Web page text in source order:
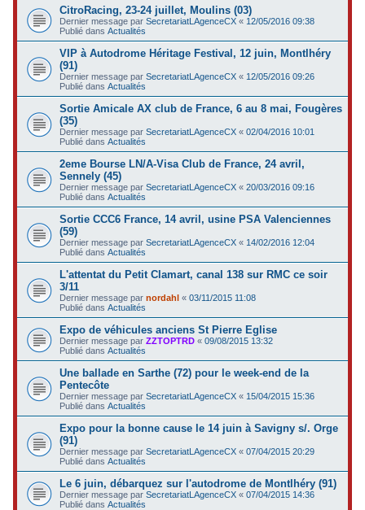
CitroRacing, 23-24 juillet, Moulins (03)
Dernier message parSecretariatLAgenceCX « 12/05/2016 09:38
Publié dansActualités
VIP à Autodrome Héritage Festival, 12 juin, Montlhéry
(91)
Dernier message parSecretariatLAgenceCX « 12/05/2016 09:26
Publié dansActualités
Sortie Amicale AX club de France, 6 au 8 mai, Fougères
(35)
Dernier message parSecretariatLAgenceCX «02/04/2016 10:01
Publié dansActualités
2eme Bourse LN/A-Visa Club de France, 24 avril,
Sennely (45)
Dernier message parSecretariatLAgenceCX «20/03/2016 09:16
Publié dansActualités
Sortie CCC6 France, 14 avril, usine PSA Valenciennes
(59)
Dernier message parSecretariatLAgenceCX « 14/02/2016 12:04
Publié dansActualités
L'attentat du Petit Clamart, canal 138 sur RMC ce soir
3/11
Dernier message parnordahl «03/11/2015 11:08
Publié dansActualités
Expo de véhicules anciens St Pierre Eglise
Dernier message parZZTOPTRD «09/08/2015 13:32
Publié dansActualités
Une ballade en Sarthe (72) pour le week-end de la
Pentecôte
Dernier message parSecretariatLAgenceCX « 15/04/2015 15:36
Publié dansActualités
Expo pour la bonne cause le 14 juin à Savigny s/. Orge
(91)
Dernier message parSecretariatLAgenceCX «07/04/2015 20:29
Publié dansActualités
Le 6 juin, débarquez sur l'autodrome de Montlhéry (91)
Dernier message parSecretariatLAgenceCX «07/04/2015 14:36
Publié dansActualités